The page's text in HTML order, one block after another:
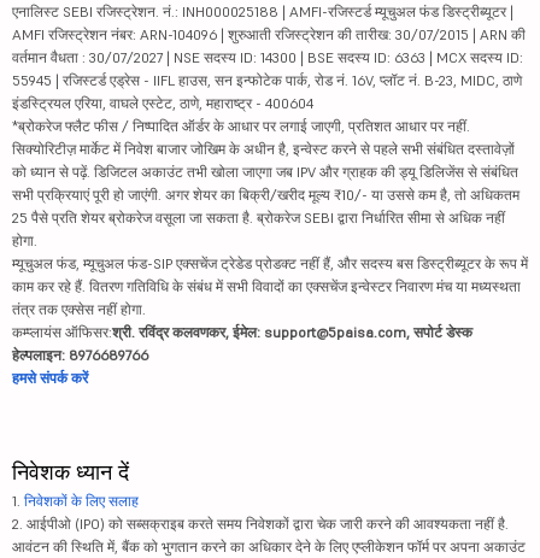
एनालिस्ट SEBI रजिस्ट्रेशन. नं.: INH000025188 | AMFI-रजिस्टर्ड म्यूचुअल फंड डिस्ट्रीब्यूटर |
AMFI रजिस्ट्रेशन नंबर: ARN-104096 | शुरुआती रजिस्ट्रेशन की तारीख: 30/07/2015 | ARN की
वर्तमान वैधता : 30/07/2027 | NSE सदस्य ID: 14300 | BSE सदस्य ID: 6363 | MCX सदस्य ID:
55945 | रजिस्टर्ड एड्रेस - IIFL हाउस, सन इन्फोटेक पार्क, रोड नं. 16V, प्लॉट नं. B-23, MIDC, ठाणे
इंडस्ट्रियल एरिया, वाघले एस्टेट, ठाणे, महाराष्ट्र - 400604
*ब्रोकरेज फ्लैट फीस / निष्पादित ऑर्डर के आधार पर लगाई जाएगी, प्रतिशत आधार पर नहीं.
सिक्योरिटीज़ मार्केट में निवेश बाजार जोखिम के अधीन है, इन्वेस्ट करने से पहले सभी संबंधित दस्तावेज़ों
को ध्यान से पढ़ें. डिजिटल अकाउंट तभी खोला जाएगा जब IPV और ग्राहक की ड्यू डिलिजेंस से संबंधित
सभी प्रक्रियाएं पूरी हो जाएंगी. अगर शेयर का बिक्री/खरीद मूल्य ₹10/- या उससे कम है, तो अधिकतम
25 पैसे प्रति शेयर ब्रोकरेज वसूला जा सकता है. ब्रोकरेज SEBI द्वारा निर्धारित सीमा से अधिक नहीं
होगा.
म्यूचुअल फंड, म्यूचुअल फंड-SIP एक्सचेंज ट्रेडेड प्रोडक्ट नहीं हैं, और सदस्य बस डिस्ट्रीब्यूटर के रूप में
काम कर रहे हैं. वितरण गतिविधि के संबंध में सभी विवादों का एक्सचेंज इन्वेस्टर निवारण मंच या मध्यस्थता
तंत्र तक एक्सेस नहीं होगा.
कम्प्लायंस ऑफिसर:श्री. रविंद्र कलवणकर, ईमेल: support@5paisa.com, सपोर्ट डेस्क
हेल्पलाइन: 8976689766
हमसे संपर्क करें
निवेशक ध्यान दें
1. निवेशकों के लिए सलाह
2. आईपीओ (IPO) को सब्सक्राइब करते समय निवेशकों द्वारा चेक जारी करने की आवश्यकता नहीं है.
आवंटन की स्थिति में, बैंक को भुगतान करने का अधिकार देने के लिए एप्लीकेशन फॉर्म पर अपना अकाउंट